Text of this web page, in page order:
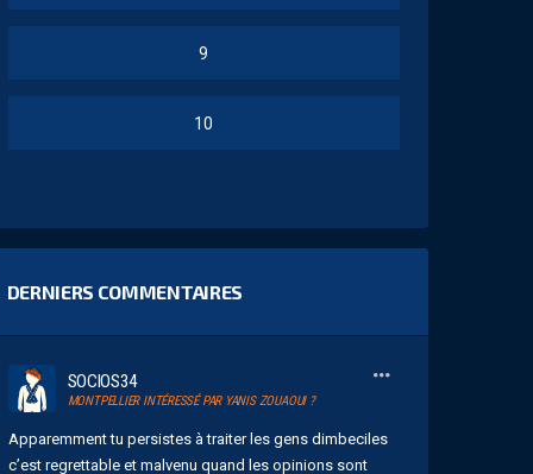
9
10
DERNIERS COMMENTAIRES
SOCIOS34
MONTPELLIER INTÉRESSÉ PAR YANIS ZOUAOUI ?
Apparemment tu persistes à traiter les gens dimbeciles
c’est regrettable et malvenu quand les opinions sont